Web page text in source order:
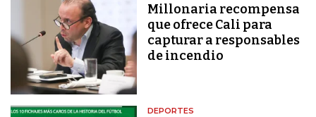
Millonaria recompensa
que ofrece Cali para
capturar a responsables
de incendio
DEPORTES